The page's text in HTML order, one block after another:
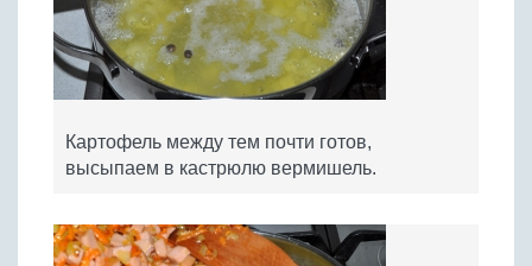
Картофель между тем почти готов,
высыпаем в кастрюлю вермишель.